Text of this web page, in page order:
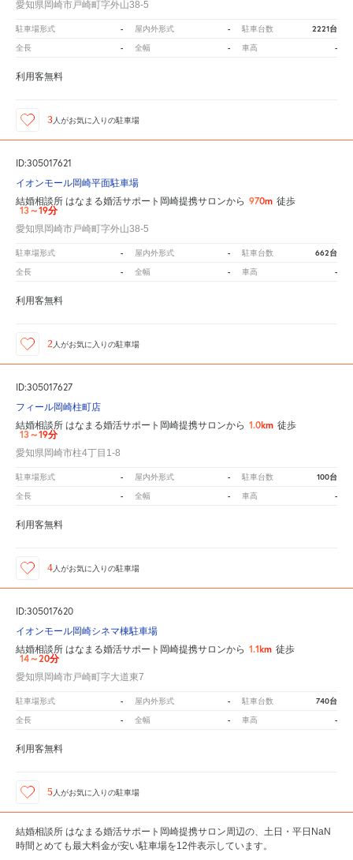
愛知県岡崎市戸崎町字外山38-5
駐車場形式 - 屋内外形式 - 駐車台数 2221台
全長 - 全幅 - 車高 -
利用客無料
3人がお気に入りの駐車場
ID:305017621
イオンモール岡崎平面駐車場
結婚相談所 はなまる婚活サポート岡崎提携サロンから 970m 徒歩
13～19分
愛知県岡崎市戸崎町字外山38-5
駐車場形式 - 屋内外形式 - 駐車台数 662台
全長 - 全幅 - 車高 -
利用客無料
2 人がお気に入りの駐車場
ID:305017627
フィール岡崎柱町店
結婚相談所 はなまる婚活サポート岡崎提携サロンから 1.0km 徒歩
13～19分
愛知県岡崎市柱4丁目1-8
駐車場形式 - 屋内外形式 - 駐車台数 100台
全長 - 全幅 - 車高 -
利用客無料
4人がお気に入りの駐車場
ID:305017620
イオンモール岡崎シネマ棟駐車場
結婚相談所 はなまる婚活サポート岡崎提携サロンから 1.1km 徒歩
14～20分
愛知県岡崎市戸崎町字大道東7
駐車場形式 - 屋内外形式 - 駐車台数 740台
全長 - 全幅 - 車高 -
利用客無料
5人がお気に入りの駐車場
結婚相談所 はなまる婚活サポート岡崎提携サロン周辺の、土日・平日NaN
時間とめても最大料金が安い駐車場を12件表示しています。